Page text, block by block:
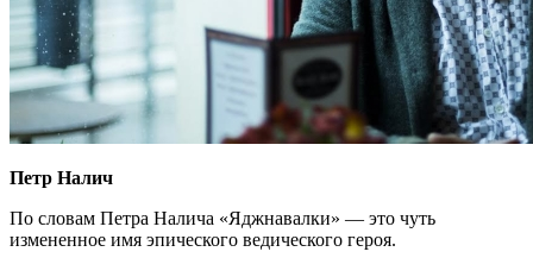
Петр Налич
По словам Петра Налича «Яджнавалки» — это чуть
измененное имя эпического ведического героя.